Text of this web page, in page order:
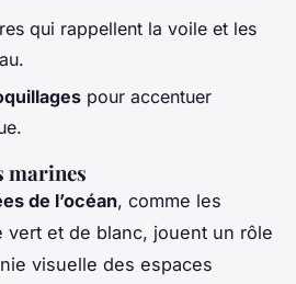
qui rappellent la voile et les
pour accentuer
marines
de l’océan, comme les
vert et de blanc, jouent un rôle
visuelle des espaces